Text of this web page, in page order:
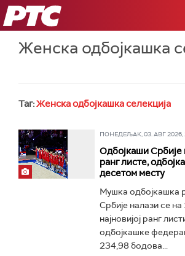
РТС
Женска одбојкашка
Таг:Женска одбојкашка селекција
ПОНЕДЕЉАК, 03. АВГ 2026,
Одбојкаши Србије
ранг листе,
десетом месту
Мушка одбојкашка
Србије налази се на
најновијој ранг
одбојкашке
234,98 бодова...